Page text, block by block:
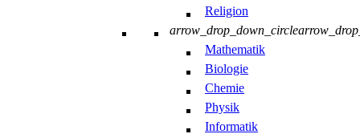
Religion
arrow_drop_down_circle
Mathematik
Biologie
Chemie
Physik
Informatik